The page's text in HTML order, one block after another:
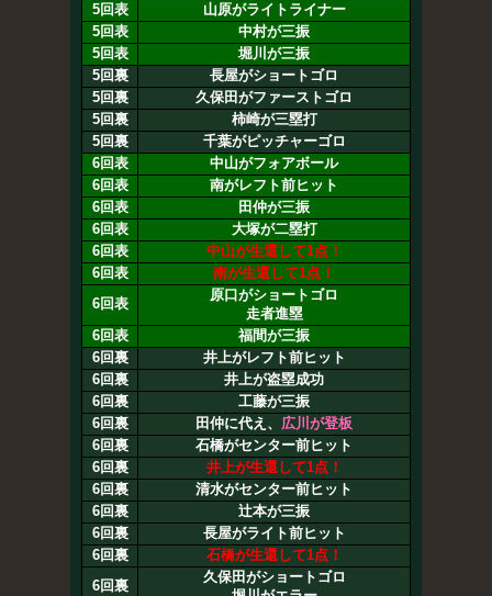
5回表
山原がライトライナー
5回表
中村が三振
5回表
堀川が三振
5回裏
長屋がショートゴロ
5回裏
久保田がファーストゴロ
5回裏
柿崎が三塁打
5回裏
千葉がピッチャーゴロ
6回表
中山がフォアボール
6回表
南がレフト前ヒット
6回表
田仲が三振
6回表
大塚が二塁打
6回表
中山が生還して1点！
6回表
南が生還して1点！
6回表
原口がショートゴロ
走者進塁
6回表
福間が三振
6回裏
井上がレフト前ヒット
6回裏
井上が盗塁成功
6回裏
工藤が三振
6回裏
田仲に代え、 広川が登板
6回裏
石橋がセンター前ヒット
6回裏
井上が生還して1点！
6回裏
清水がセンター前ヒット
6回裏
辻本が三振
6回裏
長屋がライト前ヒット
6回裏
石橋が生還して1点！
6回裏
久保田がショートゴロ